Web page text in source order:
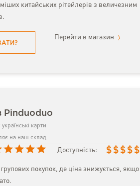
китайських рітейлерів з величезним
Перейти в магазин
Pinduoduo
карти
на наш склад
Доступність: $ $ $ $ $
покупок, де ціна знижується, якщо